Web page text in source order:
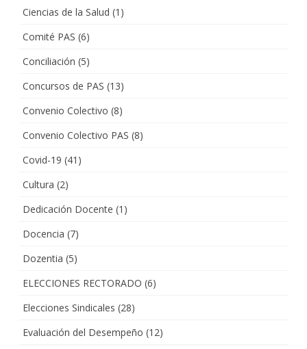
Ciencias de la Salud (1)
Comité PAS (6)
Conciliación (5)
Concursos de PAS (13)
Convenio Colectivo (8)
Convenio Colectivo PAS (8)
Covid-19 (41)
Cultura (2)
Dedicación Docente (1)
Docencia (7)
Dozentia (5)
ELECCIONES RECTORADO (6)
Elecciones Sindicales (28)
Evaluación del Desempeño (12)